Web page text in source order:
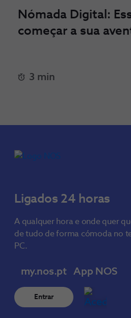
Nómada Digital:
começar a sua
3 min
Ligados 24 horas
A qualquer hora e onde quer
de tudo de forma cómoda no
PC.
my.nos.pt
Entrar
App NOS